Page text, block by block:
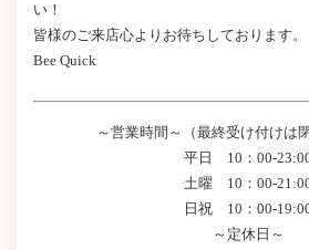
い！
皆様のご来店心よりお待ちしております。
Bee Quick
～営業時間～（最終受け付けは
平日 10：00-
土曜 10：00-
日祝 10：00-
～定休日～